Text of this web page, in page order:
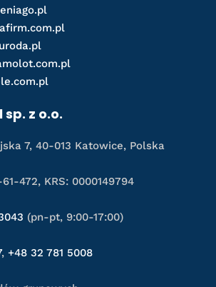
z o.o.
7, 40-013 Katowice, Polska
472, KRS: 0000149794
(pn-pt, 9:00-17:00)
, +48 32 781 5008